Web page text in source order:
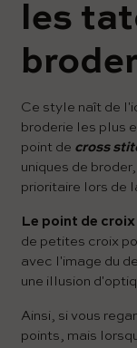
les
Ce style naît de
broderie les plus
point de cross
uniques de
prioritaire lors de
Le point de croix
de petites croix
avec l'image du
une illusion
Ainsi, si vous
points, mais